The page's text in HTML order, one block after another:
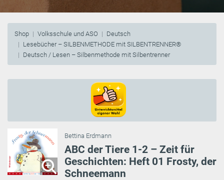
Shop Volksschule und ASO
Deutsch
Lesebücher – SILBENMETHODE mit SILBENTRENNER®
Deutsch / Lesen – Silbenmethode mit Silbentrenner
Bettina Erdmann
ABC der Tiere 1-2 – Zeit für
Geschichten: Heft 01 Frosty, der
Schneemann